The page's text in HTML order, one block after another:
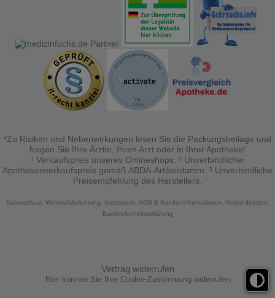
*Zu Risiken und Nebenwirkungen lesen Sie die Packungsbeilage und
fragen Sie Ihre Ärztin, Ihren Arzt oder in Ihrer Apotheke!
¹ Verkaufspreis unseres Onlineshops. ² Unverbindlicher
Apothekenverkaufspreis gemäß ABDA-Artikelstamm. ³ Unverbindliche
Preisempfehlung des Herstellers.
Datenschutz, Widerrufsbelehrung, Impressum, AGB & Kundeninformationen,
Versandkosten,
Barrierefreiheitserklärung
Vertrag widerrufen
Hier können Sie Ihre Cookie-Zustimmung widerrufen